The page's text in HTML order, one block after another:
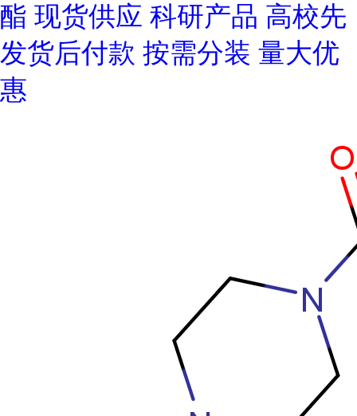
酯 现货供应 科研产品 高校先
发货后付款 按需分装 量大优
惠